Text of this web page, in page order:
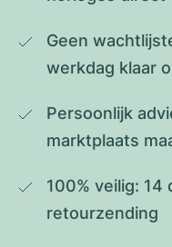
Geen
werkdag klaar
Persoonlijk
marktplaats
100% veilig: 14
retourzending